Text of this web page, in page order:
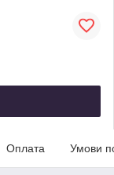
Оплата Умови